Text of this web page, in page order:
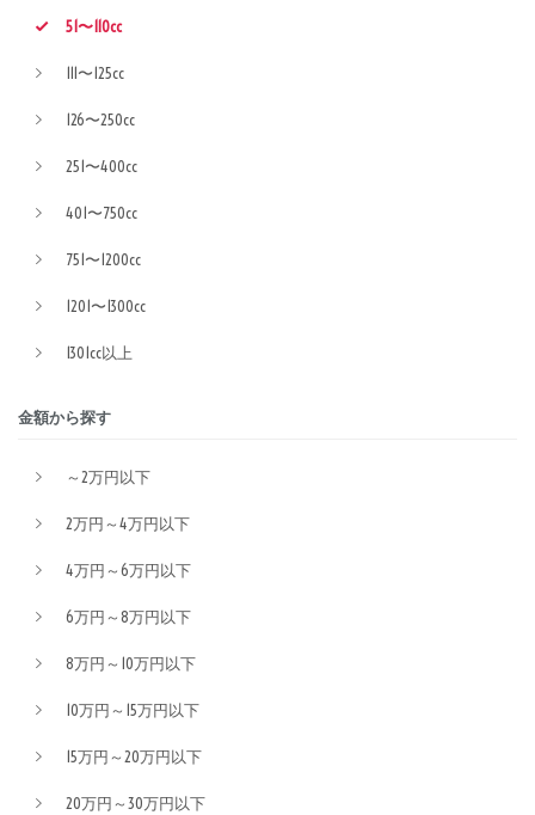
51〜110cc
111〜125cc
126〜250cc
251〜400cc
401〜750cc
751〜1200cc
1201〜1300cc
1301cc以上
金額から探す
～2万円以下
2万円～4万円以下
4万円～6万円以下
6万円～8万円以下
8万円～10万円以下
10万円～15万円以下
15万円～20万円以下
20万円～30万円以下